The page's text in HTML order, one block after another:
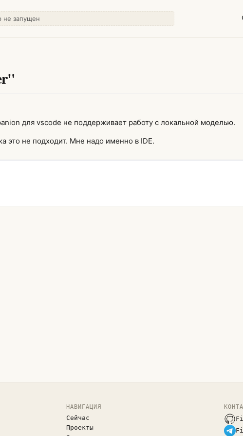
не запущен
для vscode не поддерживает работу с локальной моделью.
это не подходит. Мне надо именно в IDE.
НАВИГАЦИЯ
Сейчас
Проекты